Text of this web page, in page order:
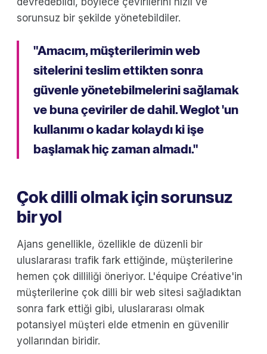
sorunsuz bir şekilde yönetebildiler.
"Amacım, müşterilerimin web
sitelerini teslim ettikten sonra
güvenle yönetebilmelerini sağlamak
ve buna çeviriler de dahil. Weglot 'un
kullanımı o kadar kolaydı ki işe
başlamak hiç zaman almadı."
Çok dilli olmak için sorunsuz
bir yol
Ajans genellikle, özellikle de düzenli bir
uluslararası trafik fark ettiğinde, müşterilerine
hemen çok dilliliği öneriyor. L'équipe Créative'in
müşterilerine çok dilli bir web sitesi sağladıktan
sonra fark ettiği gibi, uluslararası olmak
potansiyel müşteri elde etmenin en güvenilir
yollarından biridir.